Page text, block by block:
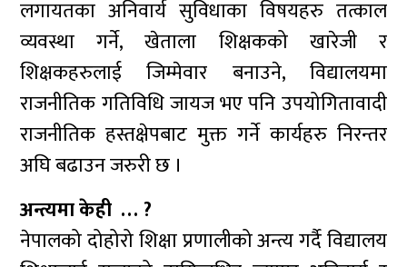
लगायतका अनिवार्य सुविधाका विषयहरु तत्काल
व्यवस्था गर्ने, खेताला शिक्षकको खारेजी र
शिक्षकहरुलाई जिम्मेवार बनाउने, विद्यालयमा
राजनीतिक गतिविधि जायज भए पनि उपयोगितावादी
राजनीतिक हस्तक्षेपबाट मुक्त गर्ने कार्यहरु निरन्तर
अघि बढाउन जरुरी छ ।
अन्त्यमा केही … ?
नेपालको दोहोरो शिक्षा प्रणालीको अन्त्य गर्दै विद्यालय